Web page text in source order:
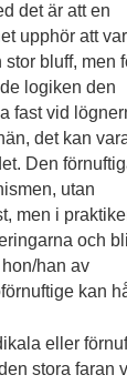
det är att en
upphör att
bluff, men
logiken den
fast vid
det kan
Den
utan
men i
och
han av
kan
eller
stora faran